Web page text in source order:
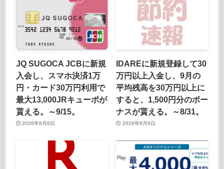
JQ SUGOCA JCBに新規
入会し、スマホ決済1万
円・カード30万円利用で
最大13,000JRキューポが
貰える。～9/15。
2026年8月6日
IDAREに新規登録して30
万円以上入金し、9月の
平均残高を30万円以上に
すると、1,500円分のボー
ナスが貰える。～8/31。
2026年8月6日